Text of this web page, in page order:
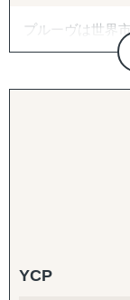
③アライアンス
双方に適切なパ
数多くの企業と
ートナーをご提
「はじめての国
は、協業するこ
した物流設計、
貫で対応。
4. 規制対応（
ト代行・全般コ
入代行、現地倉
5. 戦略パートナ
社内に海外事業
、EC販売やオム
海外（台湾・タ
現地マーケット
特殊貨物（食品
「貿易をしたく
プルーヴは世界
サポートを行っ
「グローバルを
に精通したコン
連携による「現
YCP